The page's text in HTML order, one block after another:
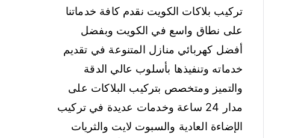
تركيب بلاكات الكويت نقدم كافة خدماتنا
على نطاق واسع في الكويت وبفضل
أفضل كهربائي منازل المتنوعة في تقديم
خدماته وتنفيذها بأسلوب عالي الدقة
والتميز ومتخصص بتركيب البلاكات على
مدار 24 ساعة وخدمات عديدة في تركيب
الإضاءة العادية والسبوت لايت والثريات